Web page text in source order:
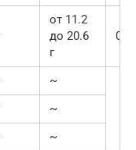
от 11.2
до 20.6
г
~
~
~